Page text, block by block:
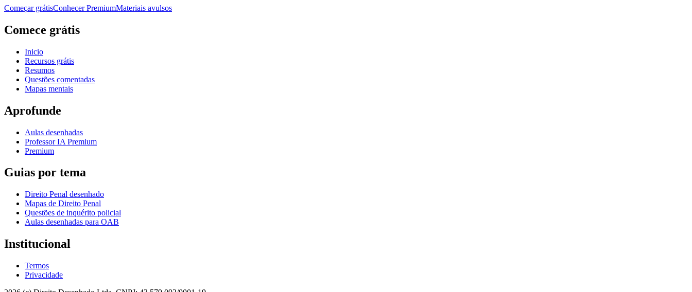
Começar grátisConhecer PremiumMateriais avulsos
Comece grátis
Inicio
Recursos grátis
Resumos
Questões comentadas
Mapas mentais
Aprofunde
Aulas desenhadas
Professor IA Premium
Premium
Guias por tema
Direito Penal desenhado
Mapas de Direito Penal
Questões de inquérito policial
Aulas desenhadas para OAB
Institucional
Termos
Privacidade